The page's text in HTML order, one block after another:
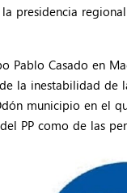
presidencia
Casado en
la inestabilidad
municipio en el
PP como de las